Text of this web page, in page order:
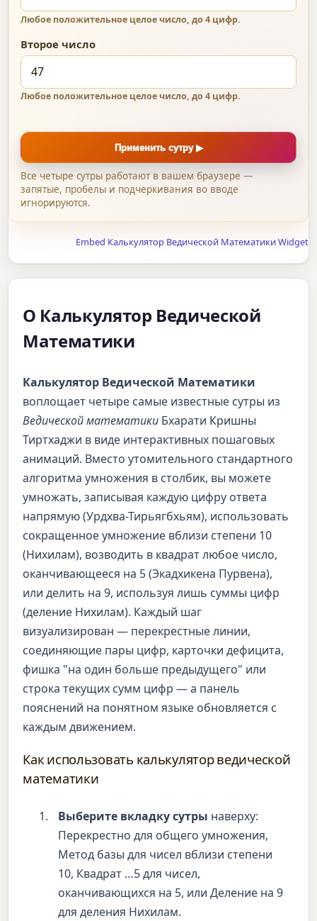
Любое положительное целое число, до 4 цифр.
Второе число
Любое положительное целое число, до 4 цифр.
Применить сутру ▶
Все четыре сутры работают в вашем браузере —
запятые, пробелы и подчеркивания во вводе
игнорируются.
Embed Калькулятор Ведической Математики Widget
О Калькулятор Ведической
Математики
Калькулятор Ведической Математики
воплощает четыре самые известные сутры из
Ведической математики Бхарати Кришны
Тиртхаджи в виде интерактивных пошаговых
анимаций. Вместо утомительного стандартного
алгоритма умножения в столбик, вы можете
умножать, записывая каждую цифру ответа
напрямую (Урдхва-Тирьягбхьям), использовать
сокращенное умножение вблизи степени 10
(Нихилам), возводить в квадрат любое число,
оканчивающееся на 5 (Экадхикена Пурвена),
или делить на 9, используя лишь суммы цифр
(деление Нихилам). Каждый шаг
визуализирован — перекрестные линии,
соединяющие пары цифр, карточки дефицита,
фишка "на один больше предыдущего" или
строка текущих сумм цифр — а панель
пояснений на понятном языке обновляется с
каждым движением.
Как использовать калькулятор ведической
математики
Выберите вкладку сутры наверху:
Перекрестно для общего умножения,
Метод базы для чисел вблизи степени
10, Квадрат …5 для чисел,
оканчивающихся на 5, или Деление на 9
для деления Нихилам.